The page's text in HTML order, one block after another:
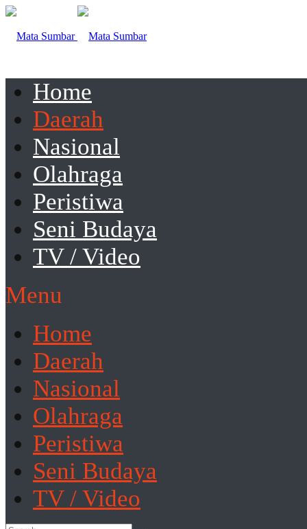
Home
Daerah
Nasional
Olahraga
Peristiwa
Seni Budaya
TV / Video
Menu
Home
Daerah
Nasional
Olahraga
Peristiwa
Seni Budaya
TV / Video